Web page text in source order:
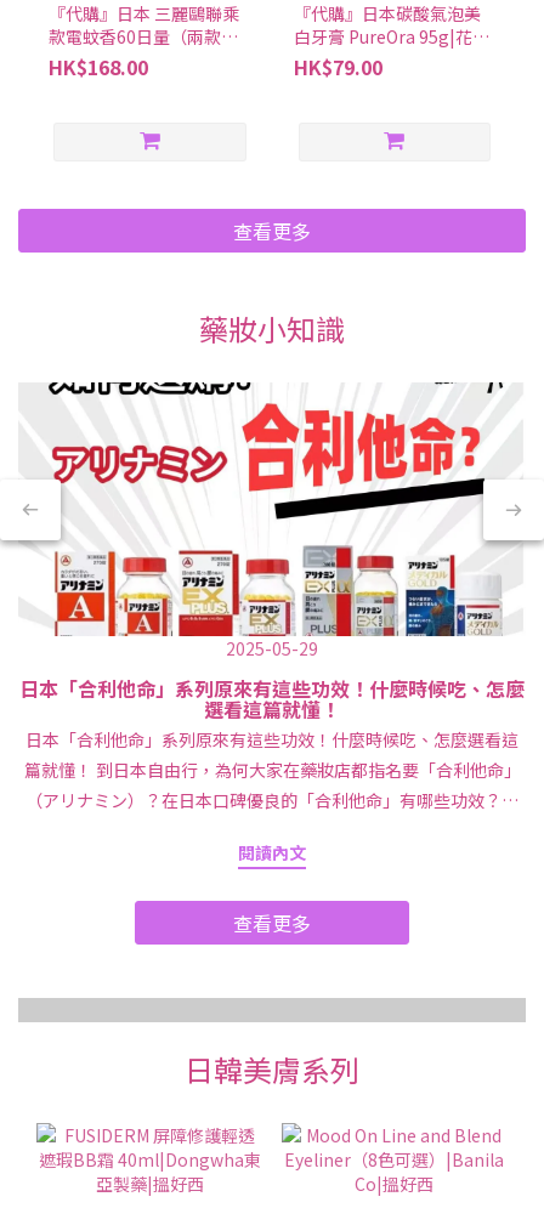
『代購』日本 三麗鷗聯乘
款電蚊香60日量（兩款可
選）|EARTH Nomat
HK$168.00
『代購』日本碳酸氣泡美
白牙膏 PureOra 95g|花王
KAO
HK$79.00
查看更多
藥妝小知識
2025-05-29
日本「合利他命」系列原來有這些功效！什麼時候吃、怎麼
選看這篇就懂！
日本「合利他命」系列原來有這些功效！什麼時候吃、怎麼選看這
篇就懂！ 到日本自由行，為何大家在藥妝店都指名要「合利他命」
（アリナミン）？在日本口碑優良的「合利他命」有哪些功效？這
得起時代考驗不是沒有原因，這次要來公開「合利他命」系列商品
紹！ 「合利他命」其實有這些效用！4大特點公開 ①「合利他命」
推薦給熱愛運動、健身的人進行肌肉鍛鍊後所產生的痠痛感，推薦
做太過頭往往會出現肌肉酸痛的情況。合利他命EX PLUS 強效錠含
成分，其中維他命B1 在身體所需能量具重要角色，而維他命B6 與
B12 跟神經功能息息相關，酸痛感也能獲得舒緩。合利他命 EX
PLUS 第3類醫藥品 點擊圖片有產品鏈接及介紹 合利他命 EX PLUS α
閱讀內文
查看更多
日韓美膚系列